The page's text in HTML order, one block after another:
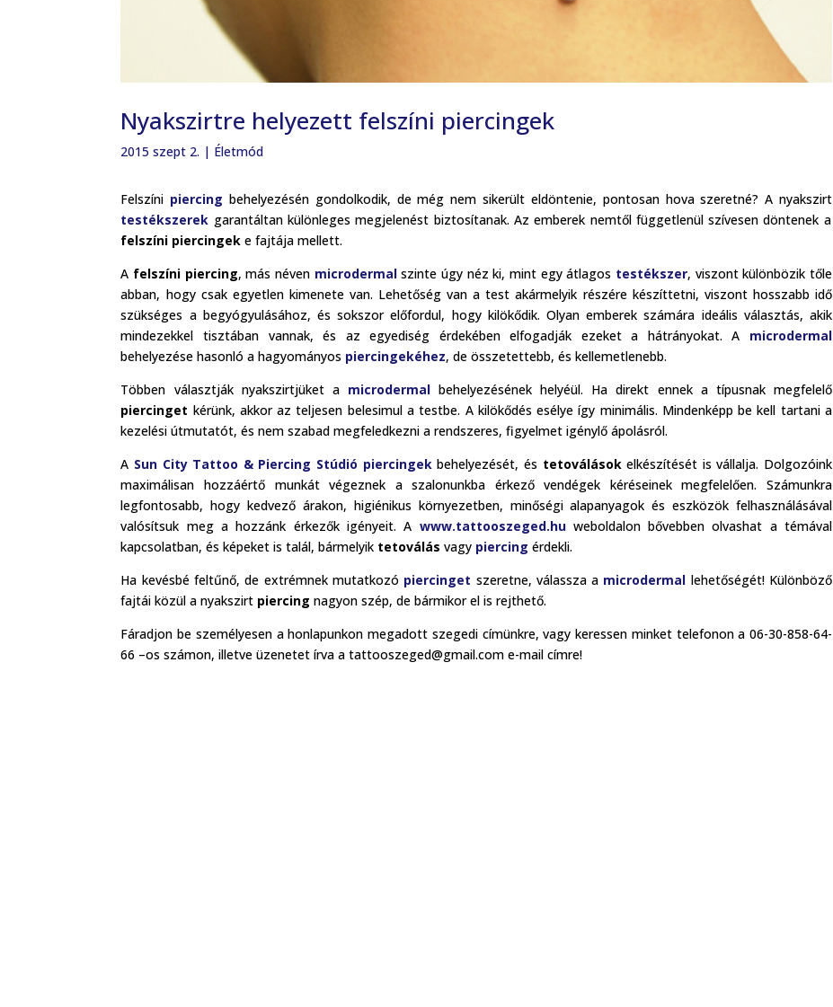
Nyakszirtre helyezett felszíni piercingek
2015 szept 2. | Életmód
Felszíni piercing behelyezésén gondolkodik, de még nem sikerült eldöntenie, pontosan hova szeretné? A nyakszirt
testékszerek garantáltan különleges megjelenést biztosítanak. Az emberek nemtől függetlenül szívesen döntenek a
felszíni piercingek e fajtája mellett.
A felszíni piercing, más néven microdermalszinte úgy néz ki, mint egy átlagos testékszer, viszont különbözik tőle
abban, hogy csak egyetlen kimenete van. Lehetőség van a test akármelyik részére készíttetni, viszont hosszabb idő
szükséges a begyógyulásához, és sokszor előfordul, hogy kilökődik. Olyan emberek számára ideális választás, akik
mindezekkel tisztában vannak, és az egyediség érdekében elfogadják ezeket a hátrányokat. A microdermal
behelyezése hasonló a hagyományos piercingekéhez, de összetettebb, és kellemetlenebb.
Többen választják nyakszirtjüket a microdermalbehelyezésének helyéül. Ha direkt ennek a típusnak megfelelő
piercinget kérünk, akkor az teljesen belesimul a testbe. A kilökődés esélye így minimális. Mindenképp be kell tartani a
kezelési útmutatót, és nem szabad megfeledkezni a rendszeres, figyelmet igénylő ápolásról.
A Sun City Tattoo & Piercing Stúdió piercingekbehelyezését, és tetoválásokelkészítését is vállalja. Dolgozóink
maximálisan hozzáértő munkát végeznek a szalonunkba érkező vendégek kéréseinek megfelelően. Számunkra
legfontosabb, hogy kedvező árakon, higiénikus környezetben, minőségi alapanyagok és eszközök felhasználásával
valósítsuk meg a hozzánk érkezők igényeit. A www.tattooszeged.huweboldalon bővebben olvashat a témával
kapcsolatban, és képeket is talál, bármelyik tetoválás vagy piercing érdekli.
Ha kevésbé feltűnő, de extrémnek mutatkozó piercinget szeretne, válassza a microdermal lehetőségét! Különböző
fajtái közül a nyakszirt piercing nagyon szép, de bármikor el is rejthető.
Fáradjon be személyesen a honlapunkon megadott szegedi címünkre, vagy keressen minket telefonon a 06-30-858-64-
66 –os számon, illetve üzenetet írva a tattooszeged@gmail.com e-mail címre!